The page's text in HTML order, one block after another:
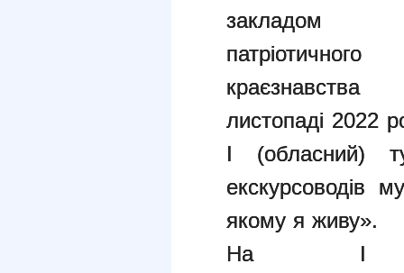
закладом
листопаді 2022
І (обласний)
екскурсоводів
якому я живу».
На І